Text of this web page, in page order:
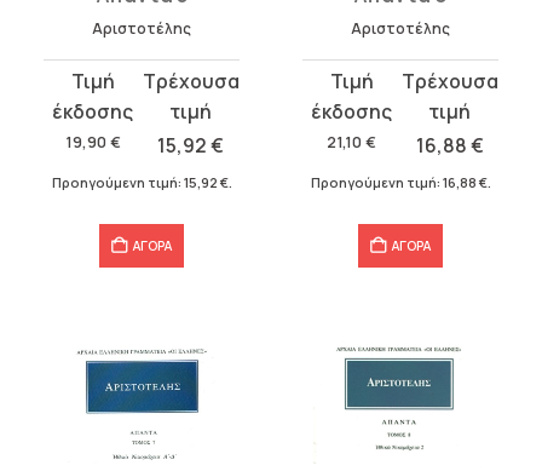
Αριστοτέλης
19,90 €
Original
price
was:
19,90 €.
15,92€
τρέχουσα
τιμή
είναι:
Προηγούμενη τιμή: 15,92 €.
ΑΓΟΡΑ
Αριστοτέλης
21,10 €
Original
price
was:
21,10 €.
16,88€
τρέχουσα
τιμή
είναι:
Προηγούμενη τιμή: 16,88 €.
ΑΓΟΡΑ